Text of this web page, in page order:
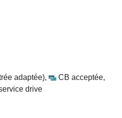
adaptée), CB acceptée,
drive